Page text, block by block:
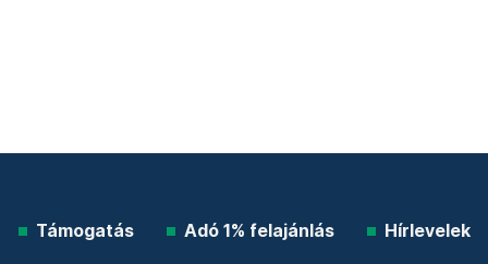
Támogatás Adó 1% felajánlás Hírlevelek